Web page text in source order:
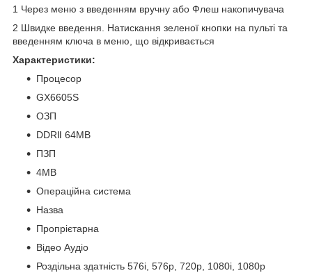
1 Через меню з введенням вручну або Флеш накопичувача
2 Швидке введення. Натискання зеленої кнопки на пульті та
введенням ключа в меню, що відкривається
Характеристики:
Процесор
GX6605S
ОЗП
DDRⅡ 64MB
ПЗП
4MB
Операційна система
Назва
Пропрієтарна
Відео Аудіо
Роздільна здатність 576i, 576p, 720p, 1080i, 1080p